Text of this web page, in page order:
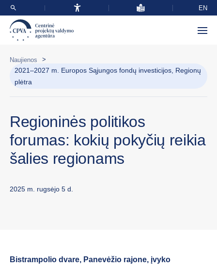
EN
Naujienos >
2021–2027 m. Europos Sąjungos fondų investicijos, Regionų
plėtra
Regioninės politikos
forumas: kokių pokyčių reikia
šalies regionams
2025 m. rugsėjo 5 d.
Bistrampolio dvare, Panevėžio rajone, įvyko